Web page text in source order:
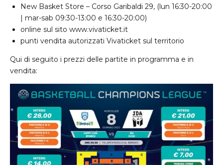
New Basket Store – Corso Garibaldi 29, (lun 16:30-20:00
| mar-sab 09:30-13:00 e 16:30-20:00)
online sul sito www.vivaticket.it
punti vendita autorizzati Vivaticket sul territorio
Qui di seguito i prezzi delle partite in programma e in
vendita: